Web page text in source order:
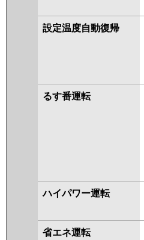
設定温度自動復帰
るす番運転
ハイパワー運転
省エネ運転